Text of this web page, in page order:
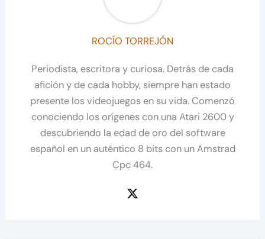
ROCÍO TORREJÓN
Periodista, escritora y curiosa. Detrás de cada
afición y de cada hobby, siempre han estado
presente los videojuegos en su vida. Comenzó
conociendo los orígenes con una Atari 2600 y
descubriendo la edad de oro del software
español en un auténtico 8 bits con un Amstrad
Cpc 464.